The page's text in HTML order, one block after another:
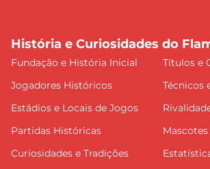
História e Curiosidades do
Fundação e História Inicial
Títulos e
Jogadores Históricos
Técnicos
Estádios e Locais de Jogos
Partidas Históricas
Curiosidades e Tradições